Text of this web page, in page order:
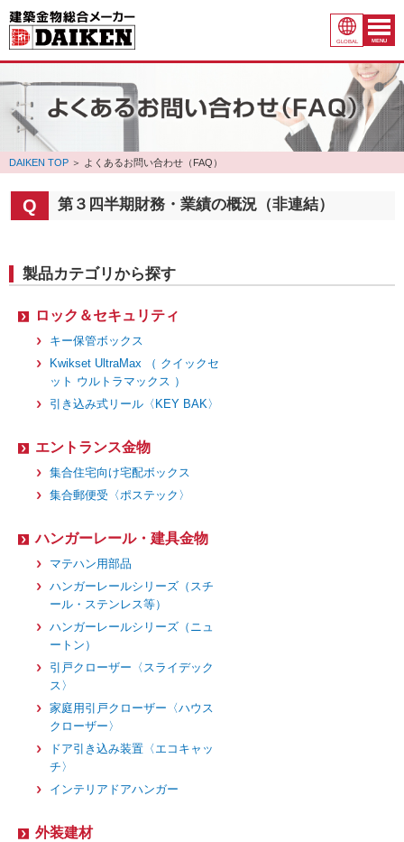
GLOBAL MENU
DAIKEN TOP ＞ よくあるお問い合わせ（FAQ）
第３四半期財務・業績の概況（非連結）
製品カテゴリから探す
ロック＆セキュリティ
キー保管ボックス
Kwikset UltraMax （ クイックセ
ット ウルトラマックス ）
引き込み式リール〈KEY BAK〉
エントランス金物
集合住宅向け宅配ボックス
集合郵便受〈ポステック〉
ハンガーレール・建具金物
マテハン用部品
ハンガーレールシリーズ（スチ
ール・ステンレス等）
ハンガーレールシリーズ（ニュ
ートン）
引戸クローザー〈スライデック
ス〉
家庭用引戸クローザー〈ハウス
クローザー〉
ドア引き込み装置〈エコキャッ
チ〉
インテリアドアハンガー
外装建材